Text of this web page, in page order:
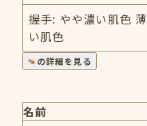
握手: やや濃い肌色 薄
い肌色
の詳細を見る
名前